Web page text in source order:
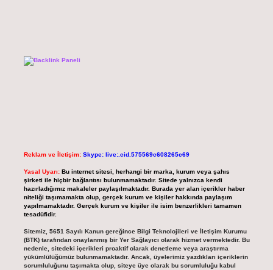
Reklam ve İletişim: Skype: live:.cid.575569c608265c69
Yasal Uyarı: Bu internet sitesi, herhangi bir marka, kurum veya şahıs
şirketi ile hiçbir bağlantısı bulunmamaktadır. Sitede yalnızca kendi
hazırladığımız makaleler paylaşılmaktadır. Burada yer alan içerikler haber
niteliği taşımamakta olup, gerçek kurum ve kişiler hakkında paylaşım
yapılmamaktadır. Gerçek kurum ve kişiler ile isim benzerlikleri tamamen
tesadüfidir.
Sitemiz, 5651 Sayılı Kanun gereğince Bilgi Teknolojileri ve İletişim Kurumu
(BTK) tarafından onaylanmış bir Yer Sağlayıcı olarak hizmet vermektedir. Bu
nedenle, sitedeki içerikleri proaktif olarak denetleme veya araştırma
yükümlülüğümüz bulunmamaktadır. Ancak, üyelerimiz yazdıkları içeriklerin
sorumluluğunu taşımakta olup, siteye üye olarak bu sorumluluğu kabul